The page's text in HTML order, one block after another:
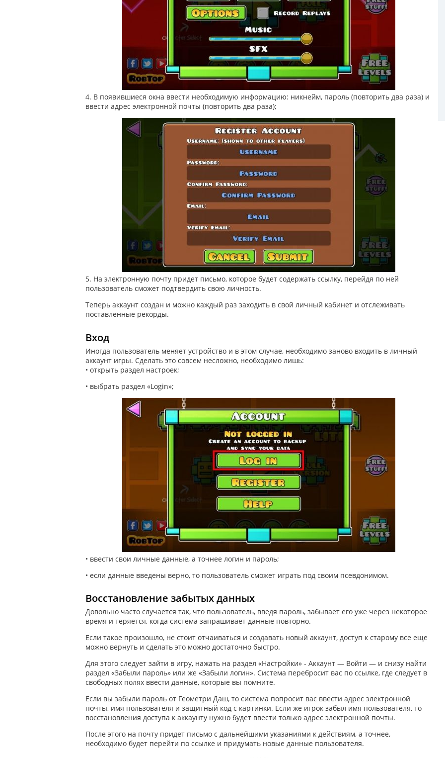
4. В появившиеся окна ввести необходимую информацию: никнейм, пароль (повторить два раза) и
ввести адрес электронной почты (повторить два раза);
5. На электронную почту придет письмо, которое будет содержать ссылку, перейдя по ней
пользователь сможет подтвердить свою личность.
Теперь аккаунт создан и можно каждый раз заходить в свой личный кабинет и отслеживать
поставленные рекорды.
Вход
Иногда пользователь меняет устройство и в этом случае, необходимо заново входить в личный
аккаунт игры. Сделать это совсем несложно, необходимо лишь:
• открыть раздел настроек;
• выбрать раздел «Login»;
• ввести свои личные данные, а точнее логин и пароль;
• если данные введены верно, то пользователь сможет играть под своим псевдонимом.
Восстановление забытых данных
Довольно часто случается так, что пользователь, введя пароль, забывает его уже через некоторое
время и теряется, когда система запрашивает данные повторно.
Если такое произошло, не стоит отчаиваться и создавать новый аккаунт, доступ к старому все еще
можно вернуть и сделать это можно достаточно быстро.
Для этого следует зайти в игру, нажать на раздел «Настройки» - Аккаунт — Войти — и снизу найти
раздел «Забыли пароль» или же «Забыли логин». Система перебросит вас по ссылке, где следует в
свободных полях ввести данные, которые вы помните.
Если вы забыли пароль от Геометри Даш, то система попросит вас ввести адрес электронной
почты, имя пользователя и защитный код с картинки. Если же игрок забыл имя пользователя, то
восстановления доступа к аккаунту нужно будет ввести только адрес электронной почты.
После этого на почту придет письмо с дальнейшими указаниями к действиям, а точнее,
необходимо будет перейти по ссылке и придумать новые данные пользователя.